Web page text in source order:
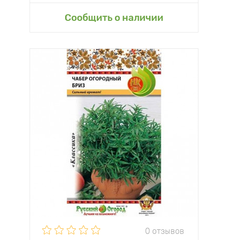
Сообщить о наличии
0 отзывов